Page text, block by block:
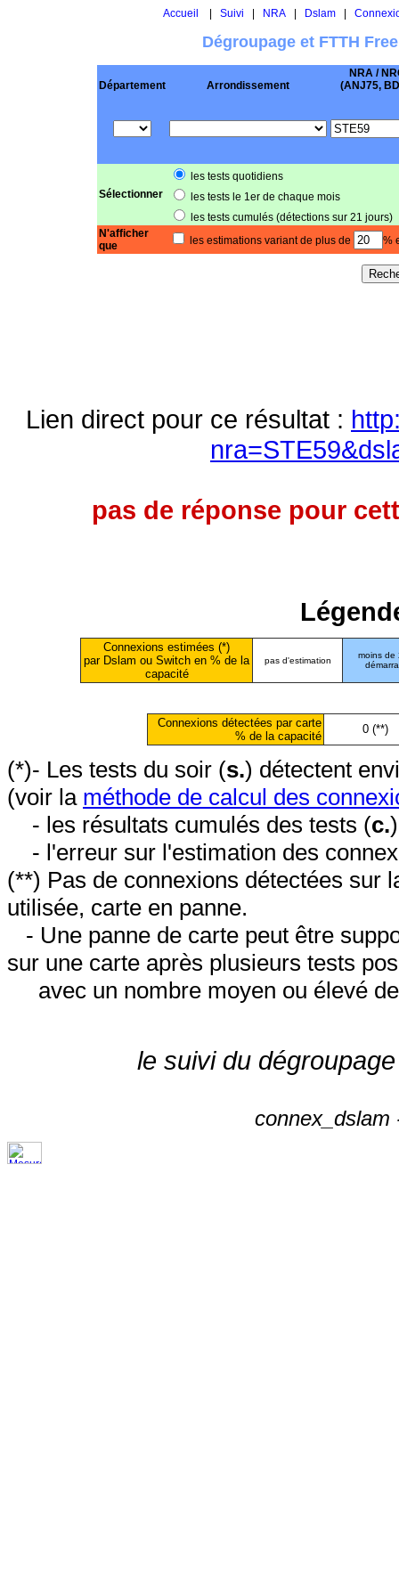
Accueil Suivi NRA| Dslam|
Dégroupage et FTTH
Département Arrondissement
NRA /
(ANJ75,
Sélectionner
les tests quotidiens
les tests le 1er de chaque mois
les tests cumulés (détections sur 21 jours)
N'afficher
que
les estimations variant de plus de %
Lien direct pour ce résultat :
pas de réponse pour
Connexions estimées (*)
par Dslam ou Switch en % de la
capacité
pas d'estimation
moins de
Connexions détectées par carte
% de la capacité
0 (**)
(*)- Les tests du soir (s.) détectent
(voir la méthode de calcul des
- les résultats cumulés des tests (c.
- l'erreur sur l'estimation des
(**) Pas de connexions détectées sur
utilisée, carte en panne.
- Une panne de carte peut être
sur une carte après plusieurs tests
avec un nombre moyen ou élevé
le suivi du
connex_dslam